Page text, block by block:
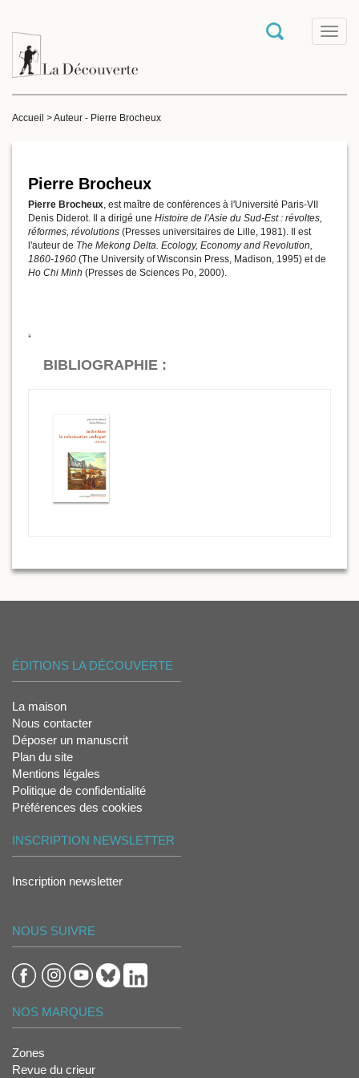
T
o
Accueil >Auteur - Pierre Brocheux
Pierre Brocheux
Pierre Brocheux, est maître de conférences à l'Université Paris-VII
Denis Diderot. Il a dirigé une Histoire de l'Asie du Sud-Est : révoltes,
réformes, révolutions (Presses universitaires de Lille, 1981). Il est
l'auteur de The Mekong Delta. Ecology, Economy and Revolution,
1860-1960 (The University of Wisconsin Press, Madison, 1995) et de
Ho Chi Minh (Presses de Sciences Po, 2000).
BIBLIOGRAPHIE :
ÉDITIONS LA DÉCOUVERTE
La maison
Nous contacter
Déposer un manuscrit
Plan du site
Mentions légales
Politique de confidentialité
Préférences des cookies
INSCRIPTION NEWSLETTER
Inscription newsletter
NOUS SUIVRE
NOS MARQUES
Zones
Revue du crieur